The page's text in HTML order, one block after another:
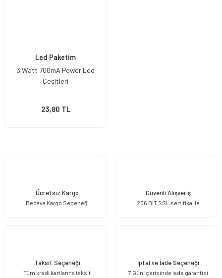
Led Paketim
3 Watt 700mA Power Led
Çeşitleri
23,80 TL
Ücretsiz Kargo
Bedava Kargo Seçeneği
Güvenli Alışveriş
256 BIT SSL sertifika ile
Taksit Seçeneği
Tüm kredi kartlarına taksit
İptal ve İade Seçeneği
7 Gün içerisinde iade garantisi